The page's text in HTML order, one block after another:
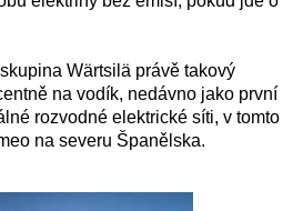
Wärtsilä právě takový
na vodík, nedávno jako první
rozvodné elektrické síti, v tomto
na severu Španělska.